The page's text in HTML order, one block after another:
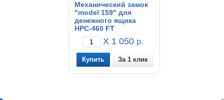
Механический замок
"model 159" для
денежного ящика
HPC-460 FT
X 1 050 р.
За 1 клик